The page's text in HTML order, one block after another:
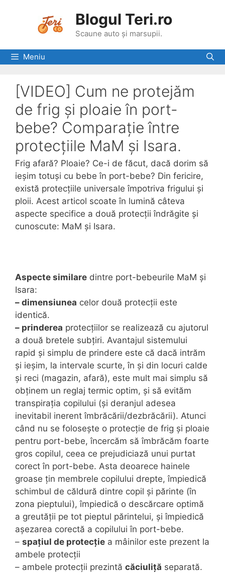
Blogul Teri.ro
Scaune auto și marsupii.
Meniu
[VIDEO] Cum ne protejăm
de frig și ploaie în port-
bebe? Comparație între
protecțiile MaM și Isara.
Frig afară? Ploaie? Ce-i de făcut, dacă dorim să
ieșim totuși cu bebe în port-bebe? Din fericire,
există protecțiile universale împotriva frigului și
ploii. Acest articol scoate în lumină câteva
aspecte specifice a două protecții îndrăgite și
cunoscute: MaM și Isara.
Aspecte similare dintre port-bebeurile MaM și
Isara:
– dimensiunea celor două protecții este
identică.
– prinderea protecțiilor se realizează cu ajutorul
a două bretele subțiri. Avantajul sistemului
rapid și simplu de prindere este că dacă intrăm
și ieșim, la intervale scurte, în și din locuri calde
și reci (magazin, afară), este mult mai simplu să
obținem un reglaj termic optim, și să evităm
transpirația copilului (și deranjul adesea
inevitabil inerent îmbrăcării/dezbrăcării). Atunci
când nu se folosește o protecție de frig și ploaie
pentru port-bebe, încercăm să îmbrăcăm foarte
gros copilul, ceea ce prejudiciază unui purtat
corect în port-bebe. Asta deoarece hainele
groase țin membrele copilului drepte, împiedică
schimbul de căldură dintre copil și părinte (în
zona pieptului), împiedică o descărcare optimă
a greutății pe tot pieptul părintelui, și împiedică
așezarea corectă a copilului în port-bebe.
– spațiul de protecție a mâinilor este prezent la
ambele protecții
– ambele protecții prezintă căciuliță separată.